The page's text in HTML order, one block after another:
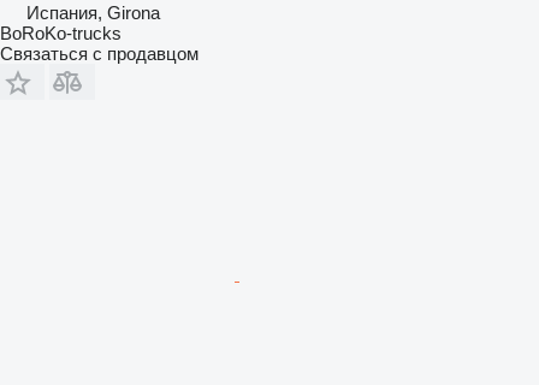
Испания, Girona
BoRoKo-trucks
Связаться с продавцом